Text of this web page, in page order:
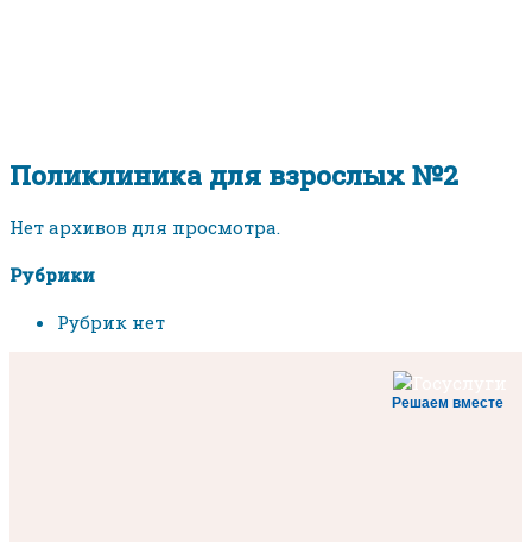
Поликлиника для взрослых №2
Нет архивов для просмотра.
Рубрики
Рубрик нет
Решаем вместе